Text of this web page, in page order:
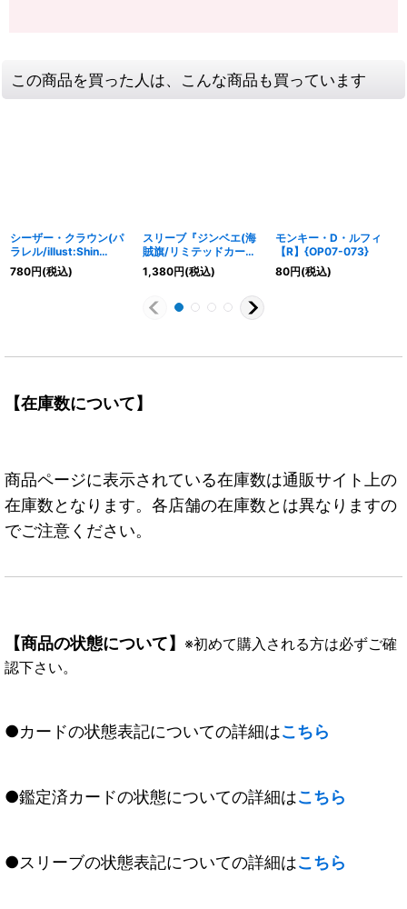
この商品を買った人は、こんな商品も買っています
シーザー・クラウン(パ
ラレル/illust:Shin
Kashiwaguma)【L/P】
{OP10-002}
780円(税込)
スリーブ『ジンベエ(海
賊旗/リミテッドカード
スリーブ プレミアムマ
ットvol.3)』70枚【サプ
1,380円(税込)
モンキー・D・ルフィ
【R】{OP07-073}
80円(税込)
【在庫数について】
商品ページに表示されている在庫数は通販サイト上の
在庫数となります。各店舗の在庫数とは異なりますの
でご注意ください。
【商品の状態について】 ※初めて購入される方は必ずご確
認下さい。
●カードの状態表記についての詳細はこちら
●鑑定済カードの状態についての詳細はこちら
●スリーブの状態表記についての詳細はこちら